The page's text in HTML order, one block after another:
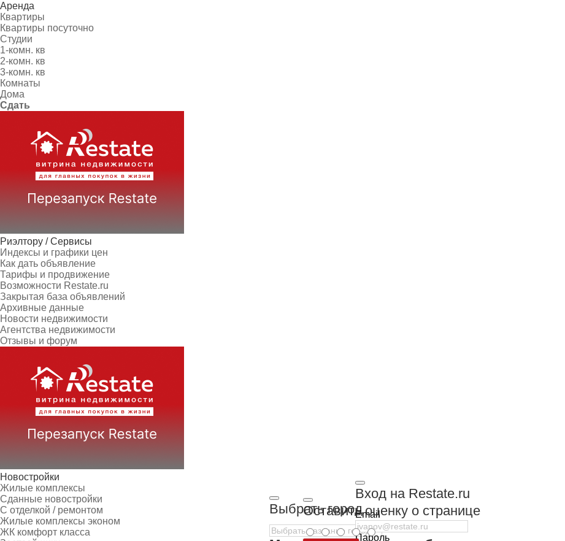
Аренда
Квартиры
Квартиры посуточно
Студии
1-комн. кв
2-комн. кв
3-комн. кв
Комнаты
Дома
Сдать
Риэлтору / Сервисы
Индексы и графики цен
Как дать объявление
Тарифы и продвижение
Возможности Restate.ru
Закрытая база объявлений
Архивные данные
Новости недвижимости
Агентства недвижимости
Отзывы и форум
Новостройки
Жилые комплексы
Сданные новостройки
С отделкой / ремонтом
Жилые комплексы эконом
ЖК комфорт класса
Выбрать город
Вход на Restate.ru
Email
Пароль
Оставить оценку о странице